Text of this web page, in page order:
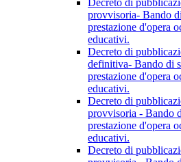
Decreto di
provvisoria- Bando
prestazione d'opera
educativi.
Decreto di
definitiva- Bando di
prestazione d'opera
educativi.
Decreto di
provvisoria - Bando
prestazione d'opera
educativi.
Decreto di